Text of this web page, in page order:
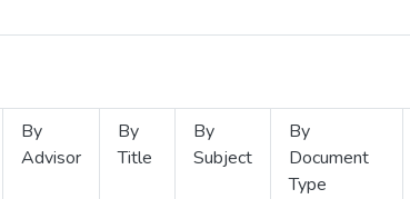
By
Advisor
By
Title
By
Subject
By
Document
Type